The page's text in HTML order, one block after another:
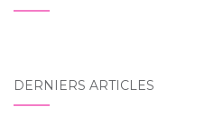
DERNIERS ARTICLES